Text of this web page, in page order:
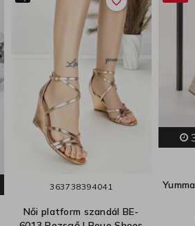
363738394041
Női platform szandál BE-